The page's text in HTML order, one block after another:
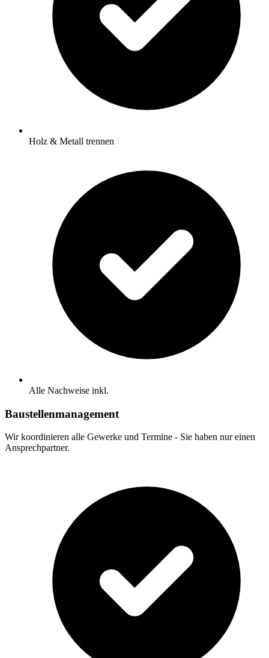
Holz & Metall trennen
Alle Nachweise inkl.
Baustellenmanagement
Wir koordinieren alle Gewerke und Termine - Sie haben nur einen
Ansprechpartner.